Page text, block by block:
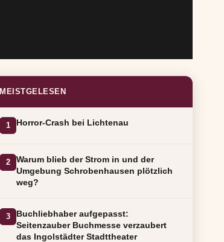
MEISTGELESEN
1 Horror-Crash bei Lichtenau
2
Warum blieb der Strom in und der
Umgebung Schrobenhausen plötzlich
weg?
3
Buchliebhaber aufgepasst:
Seitenzauber Buchmesse verzaubert
das Ingolstädter Stadttheater